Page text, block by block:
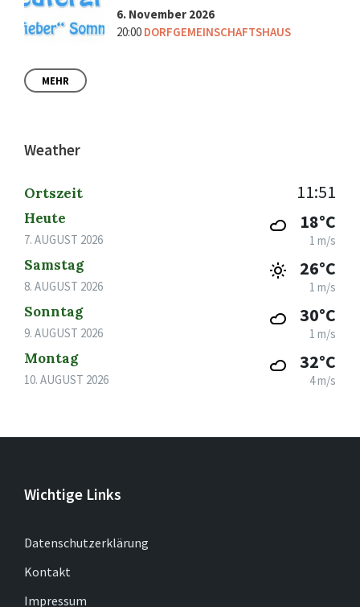
6. November 2026
20:00 DORFGEMEINSCHAFTSHAUS
MEHR
Weather
Ortszeit 11:51
Heute
7. AUGUST 2026
18°C
1 m/s
Samstag
8. AUGUST 2026
26°C
1 m/s
Sonntag
9. AUGUST 2026
30°C
1 m/s
Montag
10. AUGUST 2026
32°C
4 m/s
Wichtige Links
Datenschutzerklärung
Kontakt
Impressum